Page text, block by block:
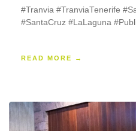
#Tranvia #TranviaTenerife
#SantaCruz #LaLaguna
READ MORE →